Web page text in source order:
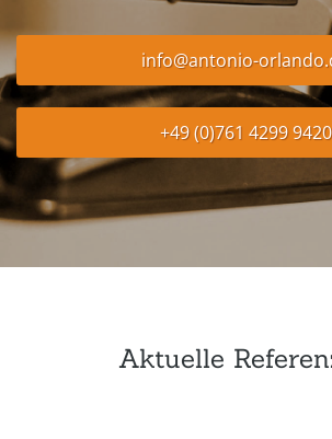
info@antonio-
+49 (0)761 4299 9420
Aktuelle